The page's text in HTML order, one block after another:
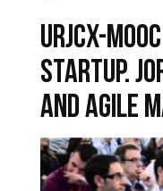
URJCX-
STARTUP.
AND AGILE